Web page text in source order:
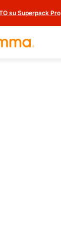
su Superpack Pro